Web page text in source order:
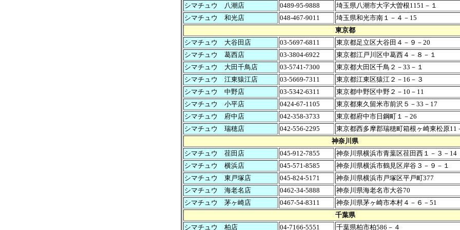
シマチュウ 八潮店 0489-95-9888
埼玉県八潮市大字大曽根1151－１
シマチュウ 和光店
048-467-9011
埼玉県和光市南１－４－15
東京都
シマチュウ 大谷田店
03-5697-6811
東京都足立区大谷田４－９－20
シマチュウ 葛西店
03-3804-6922
東京都江戸川区中葛西４－８－１
シマチュウ 大田千鳥店
03-5741-7300
東京都大田区千鳥２－33－１
シマチュウ 江東猿江店
03-5669-7311
東京都江東区猿江２－16－３
シマチュウ 中野店
03-5342-6311
東京都中野区中野２－10－11
シマチュウ 小平店
0424-67-1105
東京都東久留米市前沢５－33－17
シマチュウ 府中店
042-358-3733
東京都府中市日鋼町１－26
シマチュウ 瑞穂店
042-556-2295
東京都西多摩郡瑞穂町箱根ヶ崎東松原11
神奈川県
シマチュウ 荏田店
045-912-7855
神奈川県横浜市青葉区荏田西１－３－14
シマチュウ 横浜店
045-571-8585
神奈川県横浜市鶴見区岸谷３－９－１
シマチュウ 東戸塚店
045-824-5171
神奈川県横浜市戸塚区平戸町377
シマチュウ 海老名店
0462-34-5888
神奈川県海老名市大谷70
シマチュウ 茅ヶ崎店
0467-54-8311
神奈川県茅ヶ崎市本村４－６－51
千葉県
シマチュウ 柏店
04-7166-5551 千葉県柏市柏586－４